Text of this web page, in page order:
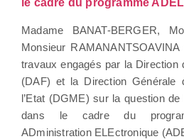
Madame BANAT-BERGER,
Monsieur
travaux engagés par la Direction
(DAF) et la Direction Générale
l’Etat (DGME) sur la question de
dans le cadre du
ADministration ELEctronique